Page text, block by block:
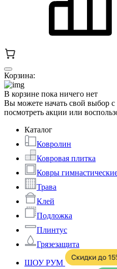
Корзина:
В корзине пока ничего нет
Вы можете начать свой выбор
посмотреть акции или
Каталог
Ковролин
Ковровая плитка
Ковры
Трава
Клей
Подложка
Плинтус
Грязезащита
ШОУ РУМ